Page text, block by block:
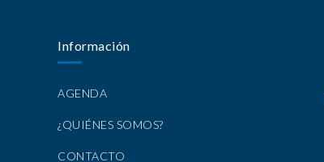
Información
AGENDA
¿QUIÉNES SOMOS?
CONTACTO